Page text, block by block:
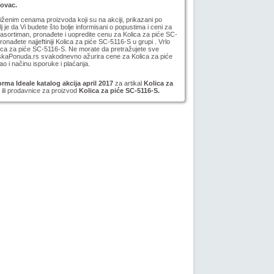
cenama proizvoda koji su na akciji, prikazani po
je da Vi budete što bolje informisani o popustima i ceni za
asortiman, pronađete i uopredite cenu za Kolica za piće SC-
najjeftiniji Kolica za piće SC-5116-S u grupi . Vrlo
za piće SC-5116-S. Ne morate da pretražujete sve
svakodnevno ažurira cene za Kolica za piće
i načinu isporuke i plaćanja.
Ideale katalog akcija april 2017 za artikal Kolica za
ili prodavnice za proizvod Kolica za piće SC-5116-S.